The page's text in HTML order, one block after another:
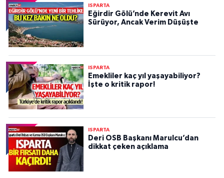
ISPARTA
Eğirdir Gölü’nde Kerevit Avı
Sürüyor, Ancak Verim Düşüşte
ISPARTA
Emekliler kaç yıl yaşayabiliyor?
İşte o kritik rapor!
ISPARTA
Deri OSB Başkanı Marulcu’dan
dikkat çeken açıklama